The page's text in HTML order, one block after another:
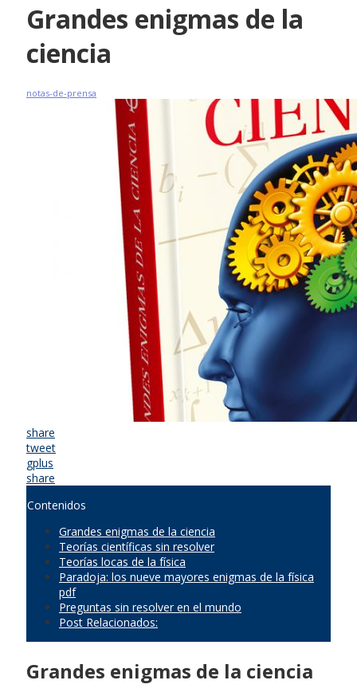
Grandes enigmas de la
ciencia
notas-de-prensa
share
tweet
gplus
share
Contenidos
Grandes enigmas de la ciencia
Teorías científicas sin resolver
Teorías locas de la física
Paradoja: los nueve mayores enigmas de la física
pdf
Preguntas sin resolver en el mundo
Post Relacionados:
Grandes enigmas de la ciencia